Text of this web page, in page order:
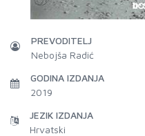
PREVODITELJ
Nebojša Radić
GODINA IZDANJA
2019
JEZIK IZDANJA
Hrvatski